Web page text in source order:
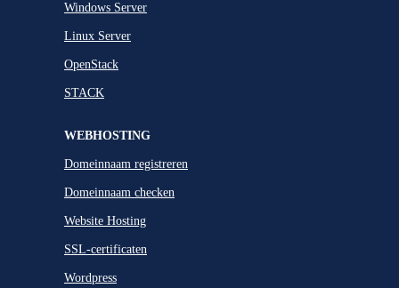
Windows Server
Linux Server
OpenStack
STACK
WEBHOSTING
Domeinnaam registreren
Domeinnaam checken
Website Hosting
SSL-certificaten
Wordpress